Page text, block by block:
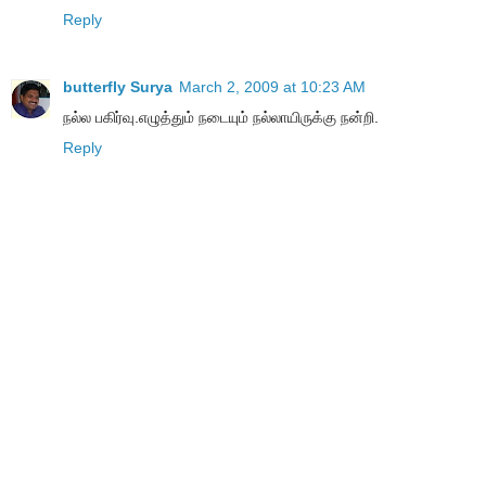
Reply
butterfly Surya March 2, 2009 at 10:23 AM
நல்ல பகிர்வு.எழுத்தும் நடையும் நல்லாயிருக்கு நன்றி.
Reply